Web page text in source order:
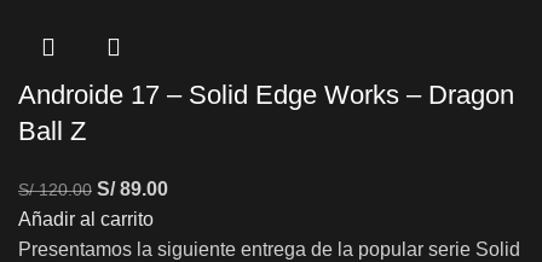
Androide 17 – Solid Edge Works – Dragon
Ball Z
S/120.00 S/89.00
Añadir al carrito
Presentamos la siguiente entrega de la popular serie Solid